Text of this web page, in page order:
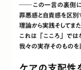
１ 子どもとは何か
アルコール依存症と
／ＡＣの親のよう
２ 親の言葉による
朝日新聞「中村佑子
める人の盾となる強
新聞2025/03/23